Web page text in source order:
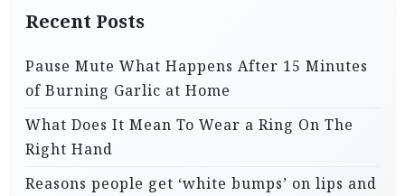
Recent Posts
Pause Mute What Happens After 15 Minutes
of Burning Garlic at Home
What Does It Mean To Wear a Ring On The
Right Hand
Reasons people get ‘white bumps’ on lips and